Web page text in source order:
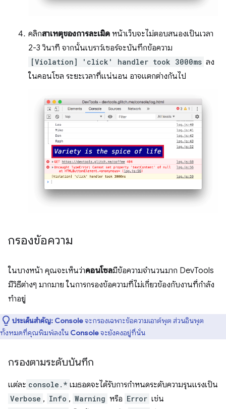
คลิกสาเหตุของการละเมิด หน้าเว็บจะไม่ตอบสนองเป็นเวลา
2-3 วินาที จากนั้นเบราว์เซอร์จะบันทึกข้อความ
[Violation] 'click' handler took 3000ms ลง
ในคอนโซล ระยะเวลาที่แน่นอน อาจแตกต่างกันไป
กรองข้อความ
ในบางหน้า คุณจะเห็นว่าคอนโซลมีข้อความจำนวนมาก DevTools
มีวิธีต่างๆ มากมาย ในการกรองข้อความที่ไม่เกี่ยวข้องกับงานที่กำลัง
ทำอยู่
ประเด็นสำคัญ: Consoleจะกรองเฉพาะข้อความเอาต์พุต ส่วนอินพุต
ทั้งหมดที่คุณพิมพ์ลงใน Consoleจะยังคงอยู่ที่นั่น
กรองตามระดับบันทึก
แต่ละ console.* เมธอดจะได้รับการกำหนดระดับความรุนแรงเป็น
Verbose , Info , Warning หรือ Error เช่น